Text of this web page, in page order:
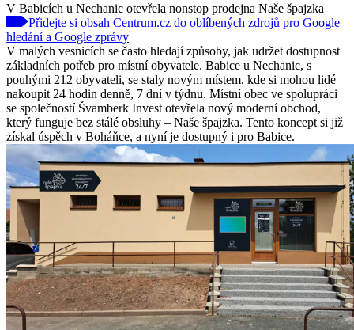
V Babicích u Nechanic otevřela nonstop prodejna Naše špajzka
Přidejte si obsah Centrum.cz do oblíbených zdrojů pro Google
hledání a Google zprávy
V malých vesnicích se často hledají způsoby, jak udržet dostupnost
základních potřeb pro místní obyvatele. Babice u Nechanic, s
pouhými 212 obyvateli, se staly novým místem, kde si mohou lidé
nakoupit 24 hodin denně, 7 dní v týdnu. Místní obec ve spolupráci
se společností Švamberk Invest otevřela nový moderní obchod,
který funguje bez stálé obsluhy – Naše špajzka. Tento koncept si již
získal úspěch v Boháňce, a nyní je dostupný i pro Babice.